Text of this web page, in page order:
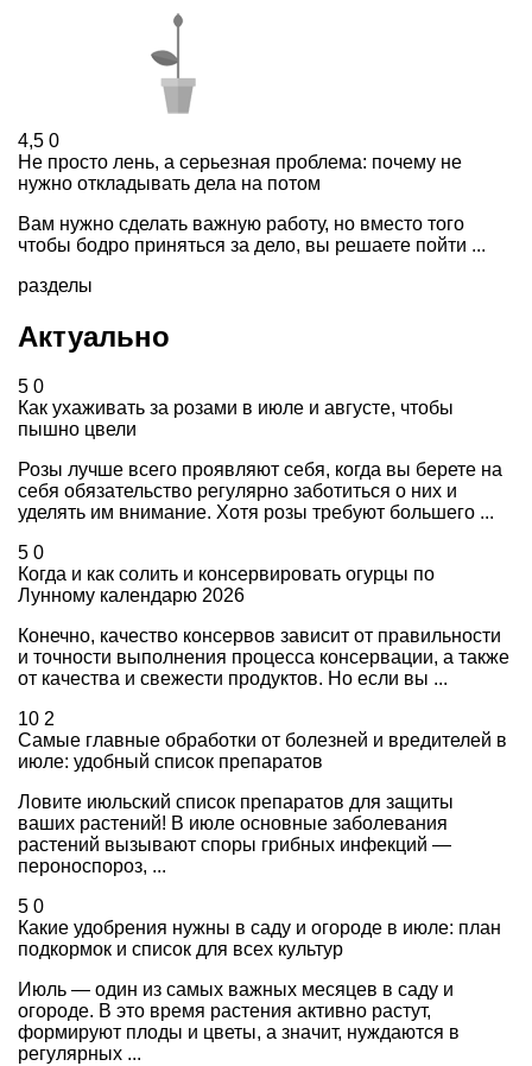
4,5 0
Не просто лень, а серьезная проблема: почему не
нужно откладывать дела на потом
Вам нужно сделать важную работу, но вместо того
чтобы бодро приняться за дело, вы решаете пойти ...
разделы
Актуально
5 0
Как ухаживать за розами в июле и августе, чтобы
пышно цвели
Розы лучше всего проявляют себя, когда вы берете на
себя обязательство регулярно заботиться о них и
уделять им внимание. Хотя розы требуют большего ...
5 0
Когда и как солить и консервировать огурцы по
Лунному календарю 2026
Конечно, качество консервов зависит от правильности
и точности выполнения процесса консервации, а также
от качества и свежести продуктов. Но если вы ...
10 2
Самые главные обработки от болезней и вредителей в
июле: удобный список препаратов
Ловите июльский список препаратов для защиты
ваших растений! В июле основные заболевания
растений вызывают споры грибных инфекций —
пероноспороз, ...
5 0
Какие удобрения нужны в саду и огороде в июле: план
подкормок и список для всех культур
Июль — один из самых важных месяцев в саду и
огороде. В это время растения активно растут,
формируют плоды и цветы, а значит, нуждаются в
регулярных ...